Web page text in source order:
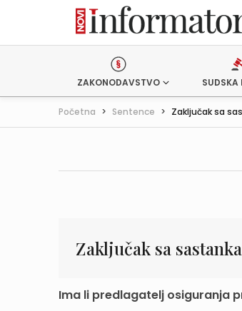
ZAKONODAVSTVO SUDSKA
Početna > Sentence > Zaključak sa
Zaključak sa
Ima li predlagatelj osiguranja